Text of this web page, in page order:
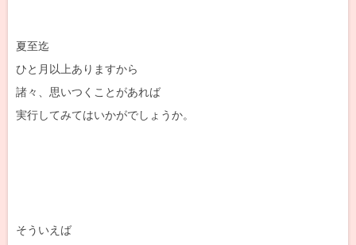
夏至迄
ひと月以上ありますから
諸々、思いつくことがあれば
実行してみてはいかがでしょうか。
そういえば